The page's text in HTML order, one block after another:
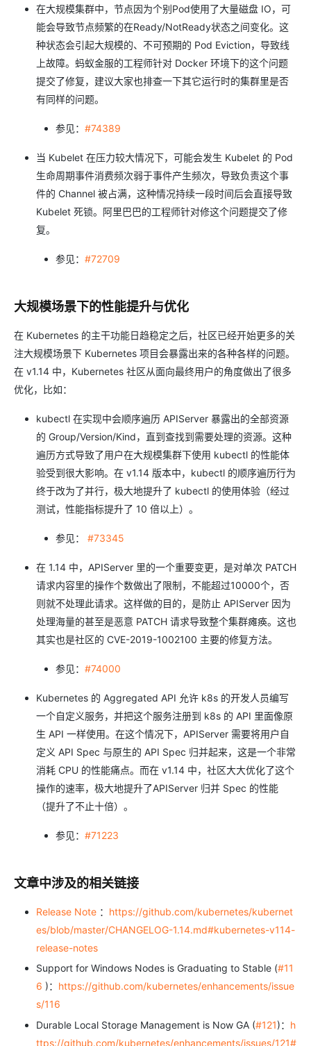
在大规模集群中，节点因为个别Pod使用了大量磁盘 IO，可
能会导致节点频繁的在Ready/NotReady状态之间变化。这
种状态会引起大规模的、不可预期的 Pod Eviction，导致线
上故障。蚂蚁金服的工程师针对 Docker 环境下的这个问题
提交了修复，建议大家也排查一下其它运行时的集群里是否
有同样的问题。
参见： #74389
当 Kubelet 在压力较大情况下，可能会发生 Kubelet 的 Pod
生命周期事件消费频次弱于事件产生频次，导致负责这个事
件的 Channel 被占满，这种情况持续一段时间后会直接导致
Kubelet 死锁。阿里巴巴的工程师针对修这个问题提交了修
复。
参见： #72709
大规模场景下的性能提升与优化
在 Kubernetes 的主干功能日趋稳定之后，社区已经开始更多的关
注大规模场景下 Kubernetes 项目会暴露出来的各种各样的问题。
在 v1.14 中，Kubernetes 社区从面向最终用户的角度做出了很多
优化，比如：
kubectl 在实现中会顺序遍历 APIServer 暴露出的全部资源
的 Group/Version/Kind，直到查找到需要处理的资源。这种
遍历方式导致了用户在大规模集群下使用 kubectl 的性能体
验受到很大影响。在 v1.14 版本中，kubectl 的顺序遍历行为
终于改为了并行，极大地提升了 kubectl 的使用体验（经过
测试，性能指标提升了 10 倍以上）。
参见： #73345
在 1.14 中，APIServer 里的一个重要变更，是对单次 PATCH
请求内容里的操作个数做出了限制，不能超过10000个，否
则就不处理此请求。这样做的目的，是防止 APIServer 因为
处理海量的甚至是恶意 PATCH 请求导致整个集群瘫痪。这也
其实也是社区的 CVE-2019-1002100 主要的修复方法。
参见： #74000
Kubernetes 的 Aggregated API 允许 k8s 的开发人员编写
一个自定义服务，并把这个服务注册到 k8s 的 API 里面像原
生 API 一样使用。在这个情况下，APIServer 需要将用户自
定义 API Spec 与原生的 API Spec 归并起来，这是一个非常
消耗 CPU 的性能痛点。而在 v1.14 中，社区大大优化了这个
操作的速率，极大地提升了APIServer 归并 Spec 的性能
（提升了不止十倍）。
参见： #71223
文章中涉及的相关链接
Release Note ： https://github.com/kubernetes/kubernet
es/blob/master/CHANGELOG-1.14.md#kubernetes-v114-
release-notes
Support for Windows Nodes is Graduating to Stable (#11
6 )： https://github.com/kubernetes/enhancements/issue
s/116
Durable Local Storage Management is Now GA (#121)： h
ttps://github.com/kubernetes/enhancements/issues/121#